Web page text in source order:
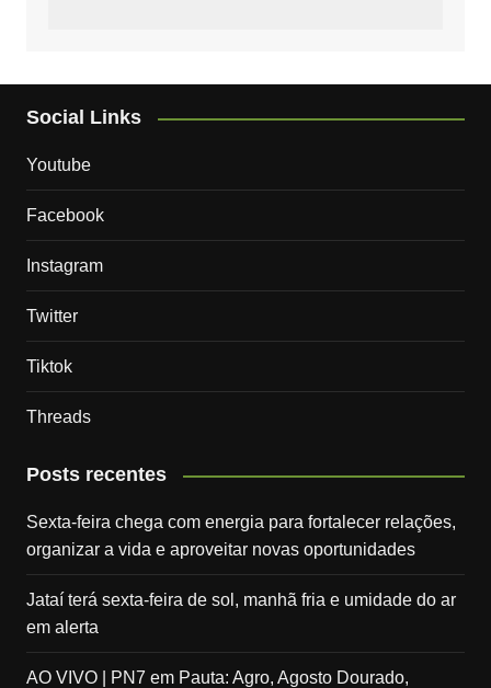
Social Links
Youtube
Facebook
Instagram
Twitter
Tiktok
Threads
Posts recentes
Sexta-feira chega com energia para fortalecer relações,
organizar a vida e aproveitar novas oportunidades
Jataí terá sexta-feira de sol, manhã fria e umidade do ar
em alerta
AO VIVO | PN7 em Pauta: Agro, Agosto Dourado,